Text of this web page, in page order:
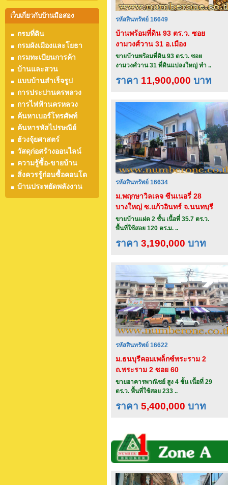
เว็บเกี่ยวกับบ้านมือสอง
กรมที่ดิน
กรมผังเมืองและโยธา
กรมทะเบียนการค้า
บ้านและสวน
แบบบ้านสำเร็จรูป
การประปานครหลวง
การไฟฟ้านครหลวง
ค้นหาเบอร์โทรศัพท์
ค้นหารหัสไปรษณีย์
ฮ้วงจุ้ยศาสตร์
วัสดุก่อสร้างออนไลน์
ความรู้ซื้อ-ขายบ้าน
สิ่งควรรู้ก่อนซื้อคอนโด
บ้านประหยัดพลังงาน
รหัสสินทรัพย์ 16649
บ้านพร้อมที่ดิน 93 ตร.ว. ซอย
งามวงศ์วาน 31 อ.เมือง
จ.นนทบุรี
ขายบ้านพร้อมที่ดิน 93 ตร.ว. ซอย
งามวงศ์วาน 31 ที่ดินแปลงใหญ่ ทำ ..
ราคา 11,900,000 บาท
รหัสสินทรัพย์ 16634
ม.พฤกษาวิลเลจ ซีนเนอรี่ 28
บางใหญ่ ซ.แก้วอินทร์ จ.นนทบุรี
ขายบ้านแฝด 2 ชั้น เนื้อที่ 35.7 ตร.ว.
พื้นที่ใช้สอย 120 ตร.ม. ..
ราคา 3,190,000 บาท
รหัสสินทรัพย์ 16622
ม.ธนบุรีคอมเพล็กซ์พระราม 2
ถ.พระราม 2 ซอย 60
ขายอาคารพาณิชย์ สูง 4 ชั้น เนื้อที่ 29
ตร.ว. พื้นที่ใช้สอย 233 ..
ราคา 5,400,000 บาท